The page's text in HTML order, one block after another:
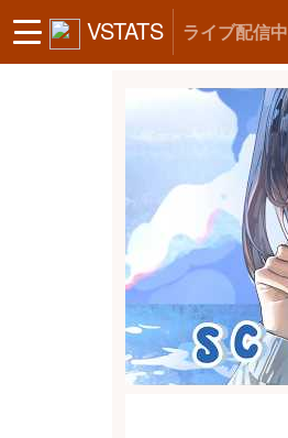
VSTATS ライブ配信中